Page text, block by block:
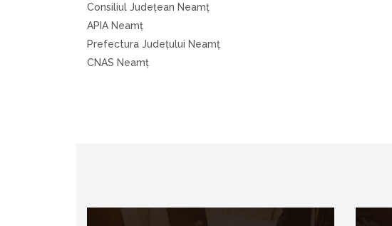
Consiliul Judeţean Neamţ
APIA Neamţ
Prefectura Judeţului Neamţ
CNAS Neamţ